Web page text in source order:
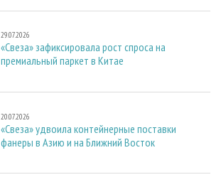
29.07.2026
«Свеза» зафиксировала рост спроса на
премиальный паркет в Китае
20.07.2026
«Свеза» удвоила контейнерные поставки
фанеры в Азию и на Ближний Восток